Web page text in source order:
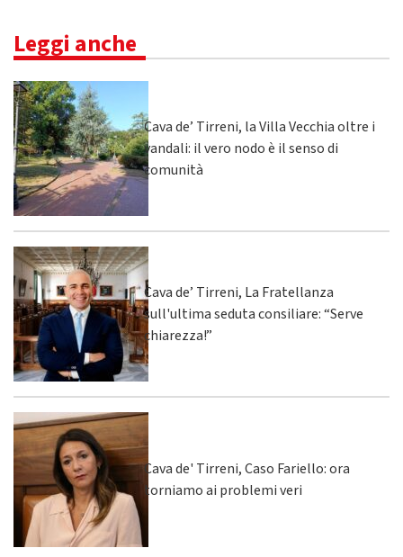
Leggi anche
Cava de’ Tirreni, la Villa Vecchia oltre i
vandali: il vero nodo è il senso di
comunità
Cava de’ Tirreni, La Fratellanza
sull'ultima seduta consiliare: “Serve
chiarezza!”
Cava de' Tirreni, Caso Fariello: ora
torniamo ai problemi veri